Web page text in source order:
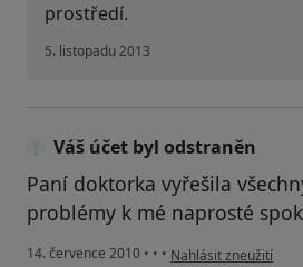
prostředí.
5. listopadu 2013
Váš účet byl odstraněn
Paní doktorka vyřešila
problémy k mé naprosté
14. července 2010 • • • podle názoru
Nahlásit zneužití